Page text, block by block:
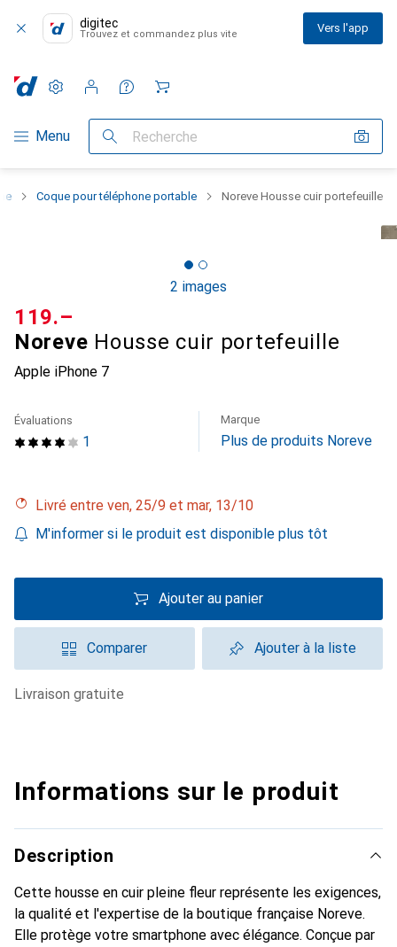
digitec
Trouvez et commandez plus vite Vers l'app
Navigation par catégorie
Menu Recherche
Paramètres
Compte client
Listes de comparaison
Listes d'envies
Panier
Coque pour téléphone portable Noreve Housse cuir portefeuille
2 images
Noreve Housse cuir portefeuille
Apple iPhone 7
CHF
119.–
1
Évaluations Marque
Plus de produits Noreve
Livré entre ven, 25/9 et mar, 13/10
M'informer si le produit est disponible plus tôt
Ajouter au panier
Comparer Ajouter à la liste
livraison gratuite
Informations sur le produit
Description
Cette housse en cuir pleine fleur représente les exigences,
la qualité et l'expertise de la boutique française Noreve.
Elle protège votre smartphone avec élégance. Conçue par